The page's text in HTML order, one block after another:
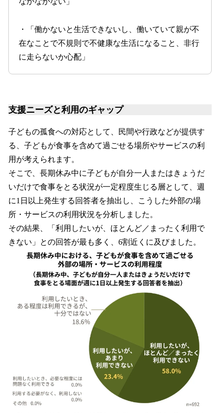
・「働かないと生活できないし、働いていて親が不
在なことで不規則で不健康な生活になること、非行
に走らないか心配」
支援ニーズと利用のギャップ
子どもの孤食への対応として、民間や行政などが提供す
る、子どもが食事を含めて過ごせる場所やサービスの利
用が考えられます。
そこで、長期休み中に子どもが自分一人またはきょうだ
いだけで食事をとる状況が一定程度生じる層として、週
に1日以上発生する回答者を抽出し、こうした外部の場
所・サービスの利用状況を分析しました。
その結果、「利用したいが、ほとんど／まったく利用で
きない」との回答が最も多く、6割近くに及びました。